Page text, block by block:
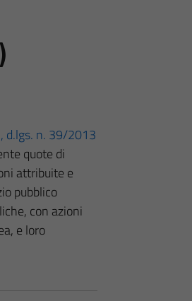
d.lgs. n. 39/2013
quote di
attribuite e
pubblico
con azioni
e loro